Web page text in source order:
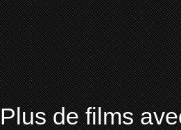
Plus de films